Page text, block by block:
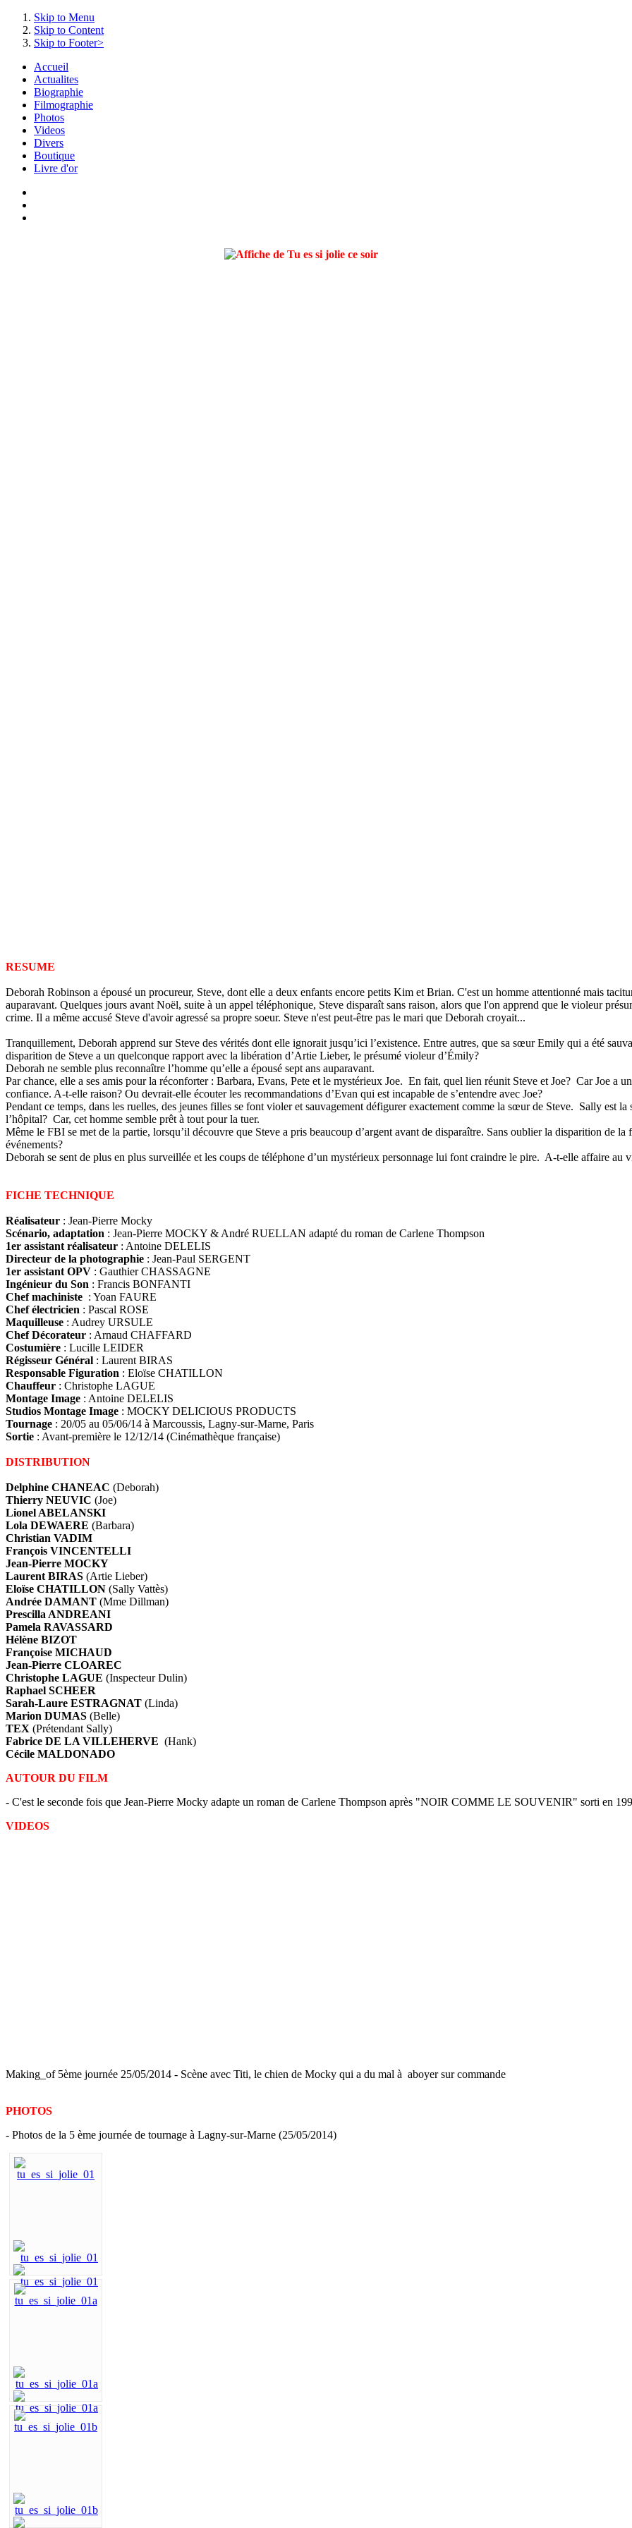
Skip to Menu
Skip to Content
Skip to Footer>
Accueil
Actualites
Biographie
Filmographie
Photos
Videos
Divers
Boutique
Livre d'or
RESUME
Deborah Robinson a épousé un procureur, Steve, dont elle a deux enfants encore petits Kim et Brian. C'est un homme attentionné mais
auparavant. Quelques jours avant Noël, suite à un appel téléphonique, Steve disparaît sans raison, alors que l'on apprend que le violeur
crime. Il a même accusé Steve d'avoir agressé sa propre soeur. Steve n'est peut-être pas le mari que Deborah croyait...
Tranquillement, Deborah apprend sur Steve des vérités dont elle ignorait jusqu’ici l’existence. Entre autres, que sa sœur Emily qui a été
disparition de Steve a un quelconque rapport avec la libération d’Artie Lieber, le présumé violeur d’Émily?
Deborah ne semble plus reconnaître l’homme qu’elle a épousé sept ans auparavant.
Par chance, elle a ses amis pour la réconforter : Barbara, Evans, Pete et le mystérieux Joe. En fait, quel lien réunit Steve et Joe? Car Joe a
confiance. A-t-elle raison? Ou devrait-elle écouter les recommandations d’Evan qui est incapable de s’entendre avec Joe?
Pendant ce temps, dans les ruelles, des jeunes filles se font violer et sauvagement défigurer exactement comme la sœur de Steve. Sally est
l’hôpital? Car, cet homme semble prêt à tout pour la tuer.
Même le FBI se met de la partie, lorsqu’il découvre que Steve a pris beaucoup d’argent avant de disparaître. Sans oublier la disparition de
événements?
Deborah se sent de plus en plus surveillée et les coups de téléphone d’un mystérieux personnage lui font craindre le pire. A-t-elle affaire au
FICHE TECHNIQUE
Réalisateur : Jean-Pierre Mocky
Scénario, adaptation : Jean-Pierre MOCKY & André RUELLAN adapté du roman de Carlene Thompson
1er assistant réalisateur : Antoine DELELIS
Directeur de la photographie : Jean-Paul SERGENT
1er assistant OPV : Gauthier CHASSAGNE
Ingénieur du Son : Francis BONFANTI
Chef machiniste : Yoan FAURE
Chef électricien : Pascal ROSE
Maquilleuse : Audrey URSULE
Chef Décorateur : Arnaud CHAFFARD
Costumière : Lucille LEIDER
Régisseur Général : Laurent BIRAS
Responsable Figuration : Eloïse CHATILLON
Chauffeur : Christophe LAGUE
Montage Image : Antoine DELELIS
Studios Montage Image : MOCKY DELICIOUS PRODUCTS
Tournage : 20/05 au 05/06/14 à Marcoussis, Lagny-sur-Marne, Paris
Sortie : Avant-première le 12/12/14 (Cinémathèque française)
DISTRIBUTION
Delphine CHANEAC (Deborah)
Thierry NEUVIC (Joe)
Lionel ABELANSKI
Lola DEWAERE (Barbara)
Christian VADIM
François VINCENTELLI
Jean-Pierre MOCKY
Laurent BIRAS (Artie Lieber)
Eloïse CHATILLON (Sally Vattès)
Andrée DAMANT (Mme Dillman)
Prescilla ANDREANI
Pamela RAVASSARD
Hélène BIZOT
Françoise MICHAUD
Jean-Pierre CLOAREC
Christophe LAGUE (Inspecteur Dulin)
Raphael SCHEER
Sarah-Laure ESTRAGNAT (Linda)
Marion DUMAS (Belle)
TEX (Prétendant Sally)
Fabrice DE LA VILLEHERVE (Hank)
Cécile MALDONADO
AUTOUR DU FILM
- C'est le seconde fois que Jean-Pierre Mocky adapte un roman de Carlene Thompson après "NOIR COMME LE SOUVENIR" sorti en
VIDEOS
Making_of 5ème journée 25/05/2014 - Scène avec Titi, le chien de Mocky qui a du mal à aboyer sur commande
PHOTOS
- Photos de la 5 ème journée de tournage à Lagny-sur-Marne (25/05/2014)